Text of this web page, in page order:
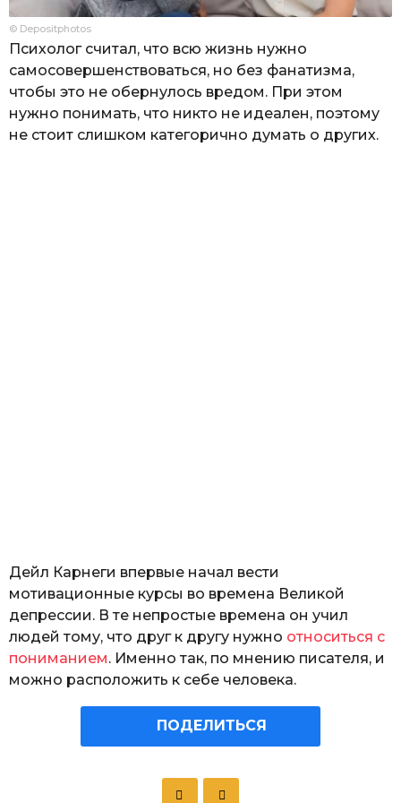
© Depositphotos
Психолог считал, что всю жизнь нужно
самосовершенствоваться, но без фанатизма,
чтобы это не обернулось вредом. При этом
нужно понимать, что никто не идеален, поэтому
не стоит слишком категорично думать о других.
Дейл Карнеги впервые начал вести
мотивационные курсы во времена Великой
депрессии. В те непростые времена он учил
людей тому, что друг к другу нужно относиться с
пониманием. Именно так, по мнению писателя, и
можно расположить к себе человека.
ПОДЕЛИТЬСЯ